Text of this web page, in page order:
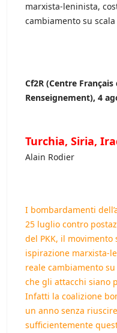
marxista-leninista,
cambiamento su
Cf2R (Centre
Renseignement), 4
Turchia, Siria,
Alain Rodier
I bombardamenti
25 luglio contro
del PKK, il
ispirazione marxista-
reale cambiamento
che gli attacchi siano
Infatti la coalizione
un anno senza
sufficientemente